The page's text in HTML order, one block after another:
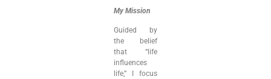
My Mission
Guided by
the belief
that “life
influences
life,” I focus